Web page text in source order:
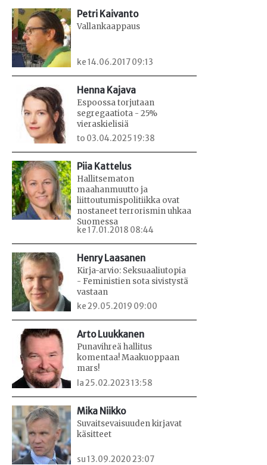
Petri Kaivanto
Vallankaappaus
ke 14.06.2017 09:13
Henna Kajava
Espoossa torjutaan
segregaatiota - 25%
vieraskielisiä
to 03.04.2025 19:38
Piia Kattelus
Hallitsematon
maahanmuutto ja
liittoutumispolitiikka ovat
nostaneet terrorismin uhkaa
Suomessa
ke 17.01.2018 08:44
Henry Laasanen
Kirja-arvio: Seksuaaliutopia
- Feministien sota sivistystä
vastaan
ke 29.05.2019 09:00
Arto Luukkanen
Punavihreä hallitus
komentaa! Maakuoppaan
mars!
la 25.02.2023 13:58
Mika Niikko
Suvaitsevaisuuden kirjavat
käsitteet
su 13.09.2020 23:07